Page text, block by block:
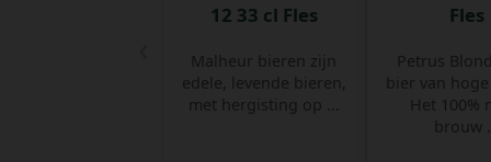
12 33 cl Fles
Malheur bieren zijn
edele, levende bieren,
met hergisting op ...
Fles
Petrus
bier van
Het 100%
brouw